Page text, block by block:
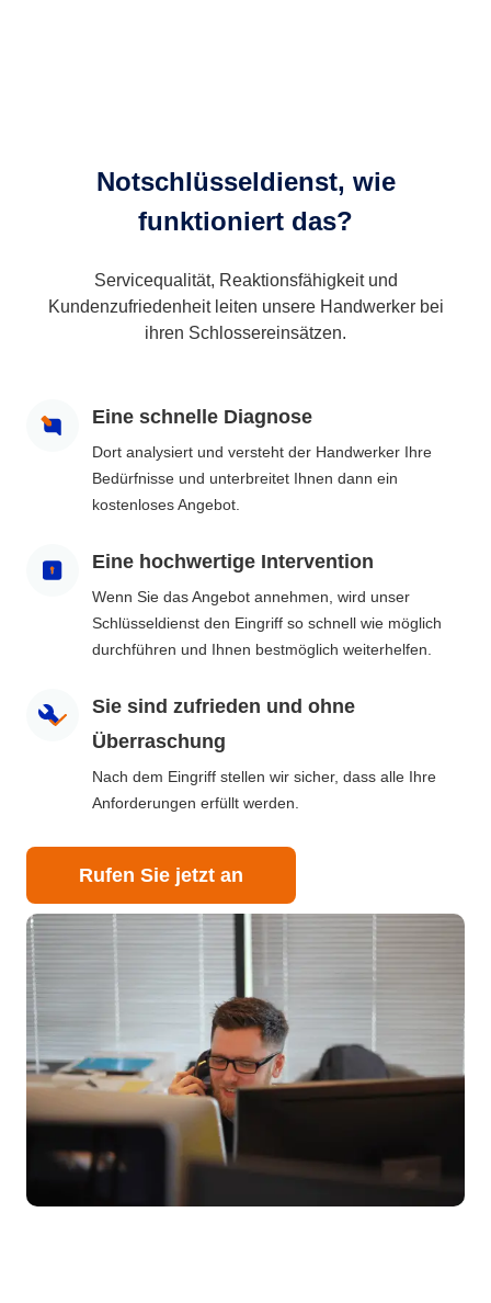
Notschlüsseldienst, wie
funktioniert das?
Servicequalität, Reaktionsfähigkeit und
Kundenzufriedenheit leiten unsere Handwerker bei
ihren Schlossereinsätzen.
Eine schnelle Diagnose
Dort analysiert und versteht der Handwerker Ihre
Bedürfnisse und unterbreitet Ihnen dann ein
kostenloses Angebot.
Eine hochwertige Intervention
Wenn Sie das Angebot annehmen, wird unser
Schlüsseldienst den Eingriff so schnell wie möglich
durchführen und Ihnen bestmöglich weiterhelfen.
Sie sind zufrieden und ohne
Überraschung
Nach dem Eingriff stellen wir sicher, dass alle Ihre
Anforderungen erfüllt werden.
Rufen Sie jetzt an